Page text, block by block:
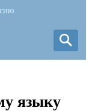
языку